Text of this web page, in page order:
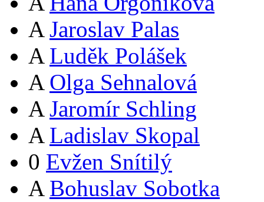
A Jaroslav Palas
A Luděk Polášek
A Olga Sehnalová
A Jaromír Schling
A Ladislav Skopal
0 Evžen Snítilý
A Bohuslav Sobotka